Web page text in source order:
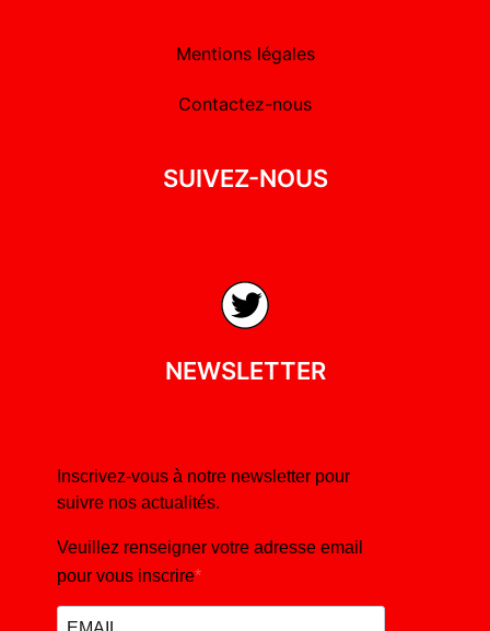
Mentions légales
Contactez-nous
SUIVEZ-NOUS
NEWSLETTER
Inscrivez-vous à notre newsletter pour
suivre nos actualités.
Veuillez renseigner votre adresse email
pour vous inscrire